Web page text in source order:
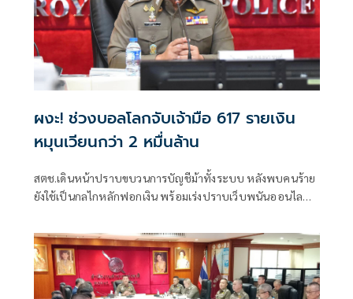
ผงะ! ช่วงบอลโลกจับเจ้ามือ 617 รายเงิน
หมุนเวียนกว่า 2 หมื่นล้าน
สตช.เดินหน้าปราบขบวนการบัญชีม้าทั้งระบบ หลังพบคนร้าย
ยังใช้เป็นกลไกหลักฟอกเงิน พร้อมเร่งปราบเว็บพนันออนไลน์
หมุนเวียนกว่า 2 หมื่นล้าน